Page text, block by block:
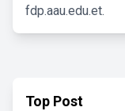
fdp.aau.edu.et.
Top Post